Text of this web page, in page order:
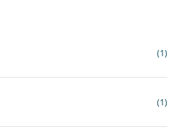
(1)
(1)